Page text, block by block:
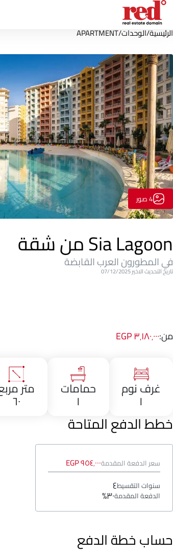
الرئيسية/الوحدات/
APARTMENT
4 صور
Sia Lagoon من شقة
في المطورون العرب القابضة
تاريخ التحديث الاخير 07/12/2025
من:٣٬١٨٠٬٠٠٠ EGP
غرف نوم
١
حمامات
١
متر
٦٠
خطط الدفع المتاحة
سعر الدفعة المقدمة٩٥٤٬٠٠٠ EGP
سنوات التقسيط٤
الدفعة المقدمة٣٠%
حساب خطة الدفع